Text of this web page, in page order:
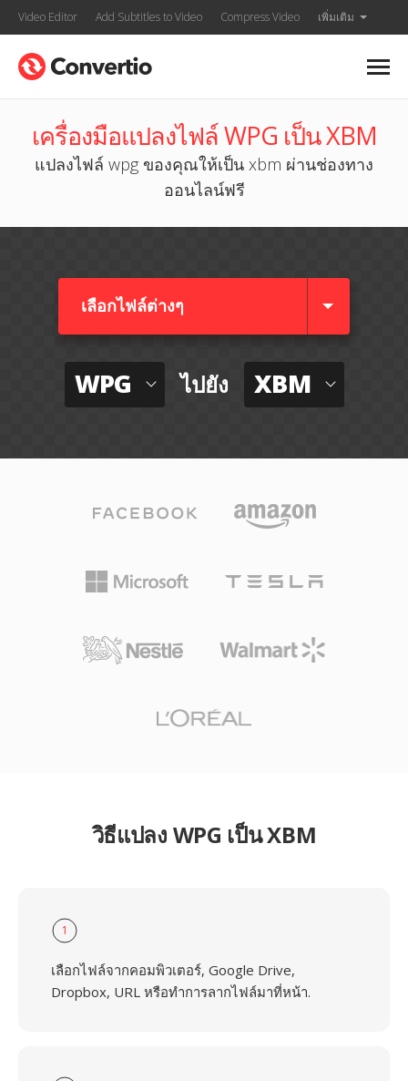
Video Editor Add Subtitles to Video Compress Video เพิ่มเติม
เครื่องมือแปลงไฟล์ WPG เป็น XBM
แปลงไฟล์ wpg ของคุณให้เป็น xbm ผ่านช่องทาง
ออนไลน์ฟรี
เลือกไฟล์ต่างๆ​
WPG ไปยัง XBM
วิธีแปลง WPG เป็น XBM
1
เลือกไฟล์จากคอมพิวเตอร์, Google Drive,
Dropbox, URL หรือทำการลากไฟล์มาที่หน้า.